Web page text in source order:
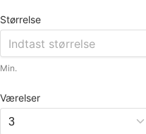
Størrelse
Min.
Værelser